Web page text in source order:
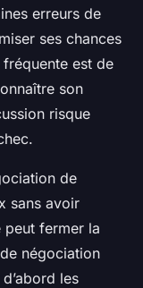
erreurs de
ses chances
est de
son
risque
de
sans avoir
peut fermer la
négociation
les